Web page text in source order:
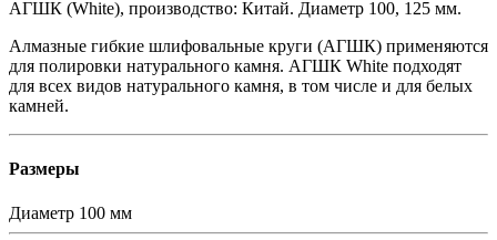
АГШК (White), производство: Китай. Диаметр 100, 125 мм.
Алмазные гибкие шлифовальные круги (АГШК) применяются
для полировки натурального камня. АГШК White подходят
для всех видов натурального камня, в том числе и для белых
камней.
Размеры
Диаметр 100 мм